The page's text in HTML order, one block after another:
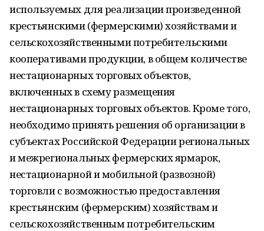
используемых для реализации произведенной
крестьянскими (фермерскими) хозяйствами и
сельскохозяйственными потребительскими
кооперативами продукции, в общем количестве
нестационарных торговых объектов,
включенных в схему размещения
нестационарных торговых объектов. Кроме того,
необходимо принять решения об организации в
субъектах Российской Федерации региональных
и межрегиональных фермерских ярмарок,
нестационарной и мобильной (развозной)
торговли с возможностью предоставления
крестьянским (фермерским) хозяйствам и
сельскохозяйственным потребительским